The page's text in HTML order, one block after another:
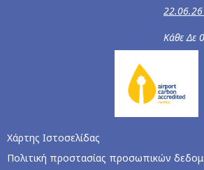
Κάθε Δε
Χάρτης Ιστοσελίδας
Πολιτική προστασίας προσωπικών